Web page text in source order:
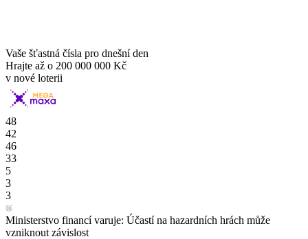
Vaše šťastná čísla pro dnešní den
Hrajte až o 200 000 000 Kč
v nové loterii
48
42
46
33
5
3
3
Ministerstvo financí varuje: Účastí na hazardních hrách může
vzniknout závislost